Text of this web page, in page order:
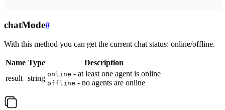
chatMode#
With this method you can get the current chat status: online/offline.
Name Type
Description
result string online - at least one agent is online
offline - no agents are online